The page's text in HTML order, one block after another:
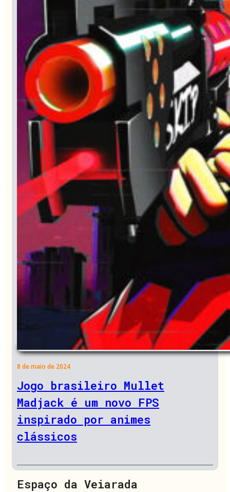
8 de maio de 2024
Jogo brasileiro Mullet
Madjack é um novo FPS
inspirado por animes
clássicos
Espaço da Veiarada